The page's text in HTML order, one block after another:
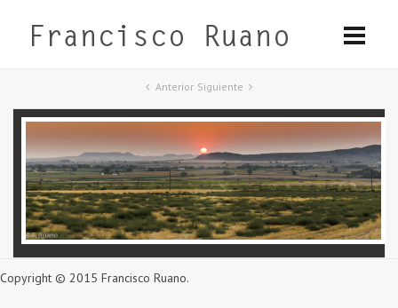
Anterior Siguiente
Copyright © 2015 Francisco Ruano.